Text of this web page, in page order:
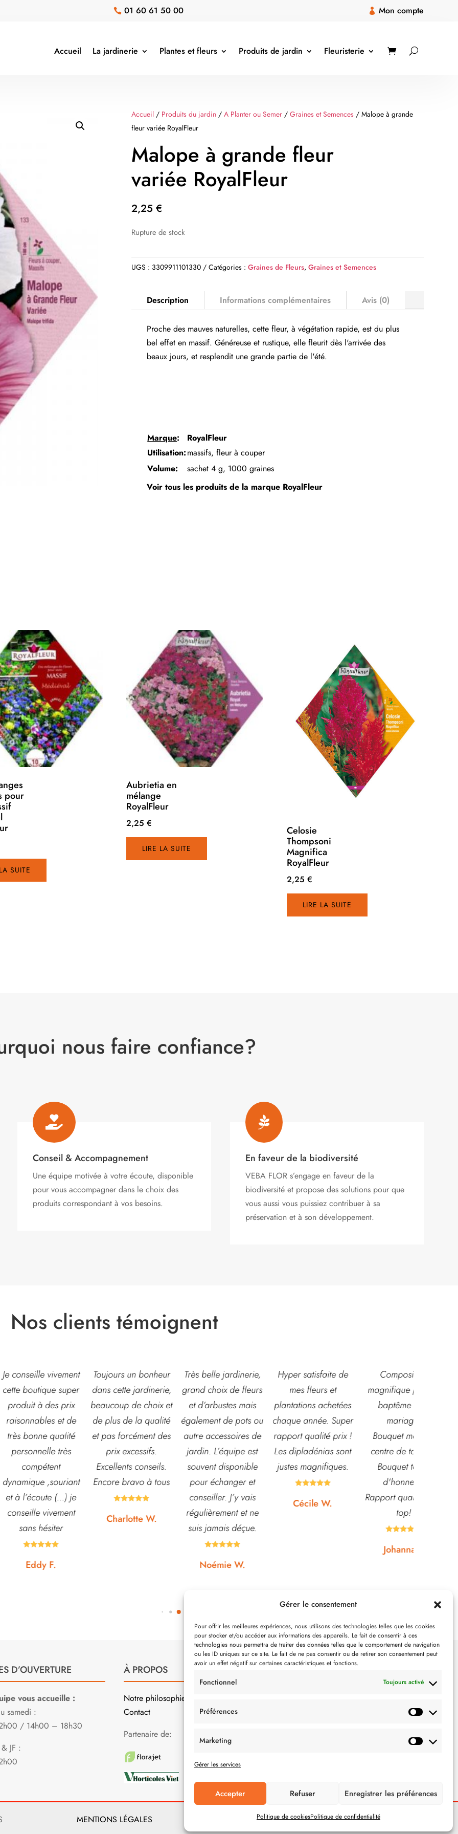
Gérer le consentement
Pour offrir les meilleures expériences, nous utilisons des technologies telles que les cookies
pour stocker et/ou accéder aux informations des appareils. Le fait de consentir à ces
technologies nous permettra de traiter des données telles que le comportement de navigation
ou les ID uniques sur ce site. Le fait de ne pas consentir ou de retirer son consentement peut
avoir un effet négatif sur certaines caractéristiques et fonctions.
Fonctionnel Toujours activé
Préférences
Marketing
Gérer les services
Accepter Refuser Enregistrer les préférences
Politique de cookiesPolitique de confidentialité
 01 60 61 50 00  Mon compte
Accueil La jardinerie Plantes et fleurs Produits de jardin Fleuristerie
Accueil / Produits du jardin /A Planter ou Semer /Graines et Semences / Malope à grande
fleur variée RoyalFleur
Malope à grande fleur
variée RoyalFleur
2,25€
Rupture de stock
UGS : 3309911101330 Catégories :Graines de Fleurs,Graines et Semences
Description Informations complémentaires Avis (0)
Proche des mauves naturelles, cette fleur, à végétation rapide, est du plus
bel effet en massif. Généreuse et rustique, elle fleurit dès l'arrivée des
beaux jours, et resplendit une grande partie de l'été.
Marque:
RoyalFleur
Utilisation:massifs, fleur à couper
Volume:
sachet 4 g, 1000 graines
Voir tous les produits de la marque RoyalFleur
pour
SUITE
Aubrietia en
mélange
RoyalFleur
2,25 €
LIRE LA SUITE
Celosie
Thompsoni
Magnifica
RoyalFleur
2,25 €
LIRE LA SUITE
nous faire confiance?

Conseil & Accompagnement
Une équipe motivée à votre écoute, disponible
pour vous accompagner dans le choix des
produits correspondant à vos besoins.

En faveur de la biodiversité
VEBA FLOR s’engage en faveur de la
biodiversité et propose des solutions pour que
vous aussi vous puissiez contribuer à sa
préservation et à son développement.
Nos clients témoignent
vivement
super
à des prix
et de
qualité
très
,souriant
(...) je
vivement
hésiter

Toujours un bonheur
dans cette jardinerie,
beaucoup de choix et
de plus de la qualité
et pas forcément des
prix excessifs.
Excellents conseils.
Encore bravo à tous

Charlotte W.
Très belle jardinerie,
grand choix de fleurs
et d’arbustes mais
également de pots ou
autre accessoires de
jardin. L’équipe est
souvent disponible
pour échanger et
conseiller. J’y vais
régulièrement et ne
suis jamais déçue.

Noémie W.
Hyper satisfaite de
mes fleurs et
plantations achetées
chaque année. Super
rapport qualité prix !
Les dipladénias sont
justes magnifiques.

Cécile W.
Composition
magnifique pour le
baptême et le
mariage!
Bouquet mariée,
centre de table et
Bouquet table
d'honneur.
Rapport qualité-prix,

Johanna J.
D’OUVERTURE
vous accueille :
samedi :
/ 14h00 – 18h30
JF :
À PROPOS
Notre philosophie
Contact
Partenaire de:
SUIVEZ-NOUS
MENTIONS LÉGALES POLITIQUE DE CONFIDENTIALITÉ